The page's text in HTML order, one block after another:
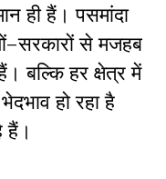
ही हैं। पसमांदा
–सरकारों से मजहब
बल्कि हर क्षेत्र में
भेदभाव हो रहा है
हैं।